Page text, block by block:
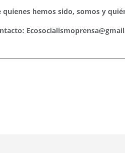
hemos sido, somos y